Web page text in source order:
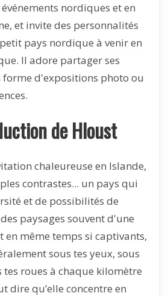
nordiques et en
et invite des personnalités
pays nordique à venir en
Il adore partager ses
forme d'expositions photo ou
de Hloust
chaleureuse en Islande,
contrastes... un pays qui
et de possibilités de
paysages souvent d'une
en même temps si captivants,
sous tes yeux, sous
tes roues à chaque kilomètre
dire qu’elle concentre en